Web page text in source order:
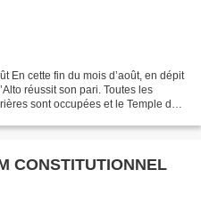
En cette fin du mois d’août, en dépit
réussit son pari. Toutes les
sont occupées et le Temple de
CONSTITUTIONNEL